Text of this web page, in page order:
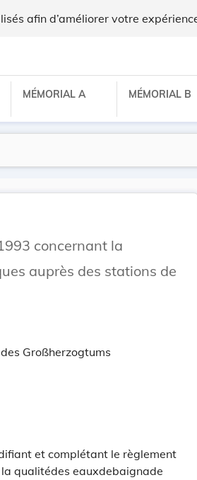
afin d’améliorer votre
MÉMORIAL A MÉMORIAL B
concernant la
auprès des stations de
Großherzogtums
et complétant le règlement
qualitédes eauxdebaignade